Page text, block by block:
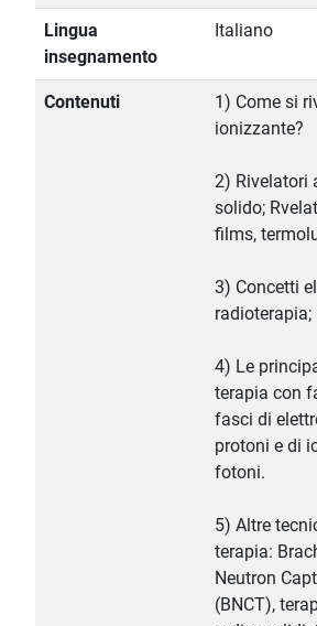
Lingua
insegnamento
Italiano
Contenuti
1) Come si
ionizzante?
2) Rivelatori
solido;
films,
3) Concetti
radioterapia;
4) Le
terapia con
fasci di
protoni e di
fotoni.
5) Altre
terapia:
Neutron
(BNCT),